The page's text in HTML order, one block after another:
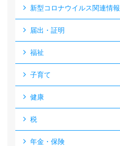
新型コロナウイルス関連情報
届出・証明
福祉
子育て
健康
税
年金・保険